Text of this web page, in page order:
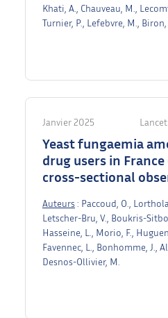
Khati, A., Chauveau, M.,
Turnier, P., Lefebvre, M.,
Janvier 2025
Yeast fungaemia
drug users in France
cross-sectional
Auteurs : Paccoud, O.,
Letscher-Bru, V., Boukris-
Hasseine, L., Morio, F.,
Favennec, L., Bonhomme, J.,
Desnos-Ollivier, M.